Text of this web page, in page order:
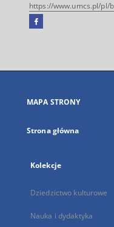
https://www.umcs.pl/pl/
Facebook
się
karcie
MAPA STRONY
Strona główna
Kolekcje
Dziedzictwo kulturowe
Nauka i dydaktyka